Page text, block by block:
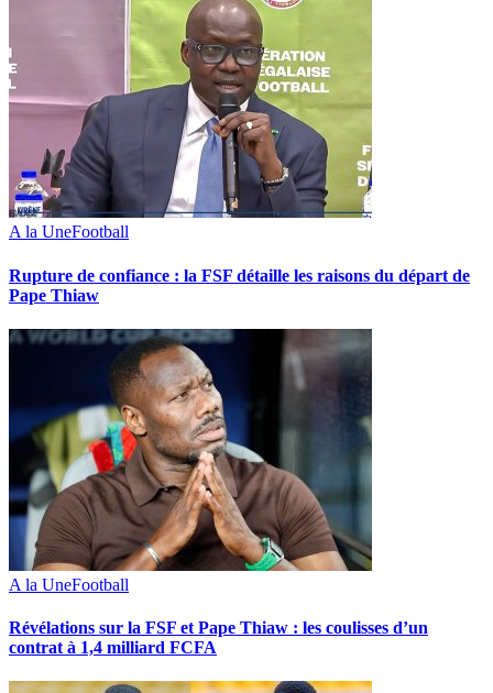
A la UneFootball
Rupture de confiance : la FSF détaille les raisons du départ de
Pape Thiaw
A la UneFootball
Révélations sur la FSF et Pape Thiaw : les coulisses d’un
contrat à 1,4 milliard FCFA